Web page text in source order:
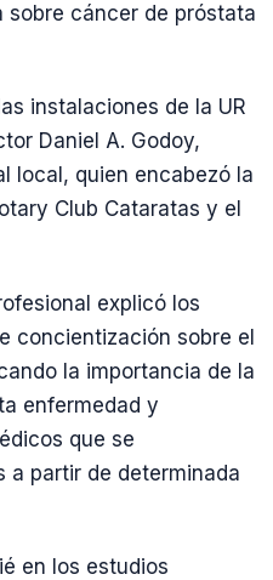
sobre cáncer de próstata
instalaciones de la UR
Daniel A. Godoy,
local, quien encabezó la
Club Cataratas y el
explicó los
concientización sobre el
la importancia de la
enfermedad y
que se
a partir de determinada
en los estudios